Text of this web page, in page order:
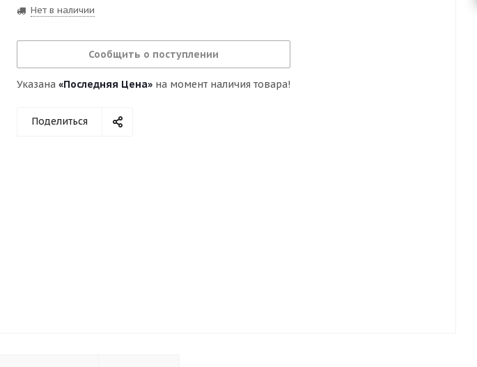
Нет в наличии
Сообщить о поступлении
Указана «Последняя Цена» на момент наличия товара!
Поделиться